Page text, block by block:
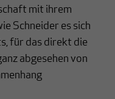
mit ihrem
Schneider es sich
für das direkt die
abgesehen von